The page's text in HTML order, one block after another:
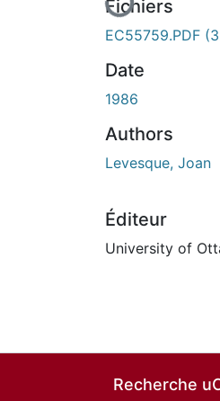
Fichiers
EC55759.PDF
Date
1986
Authors
Levesque, Joan
Éditeur
University of
Recherche